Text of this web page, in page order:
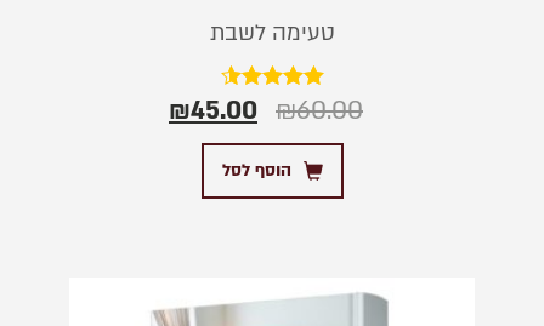
טעימה לשבת
דורג
4.50
מתוך 5
₪60.00
₪45.00
הוסף לסל